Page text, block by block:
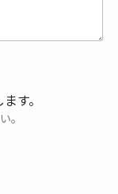
す。
。